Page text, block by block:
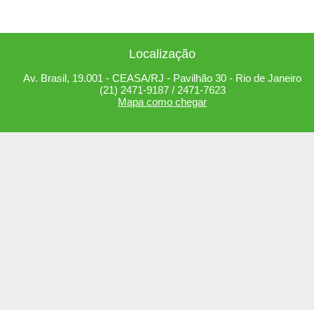
Localização
Av. Brasil, 19.001 - CEASA/RJ - Pavilhão 30 - Rio de Janeiro
(21) 2471-9187 / 2471-7623
Mapa como chegar